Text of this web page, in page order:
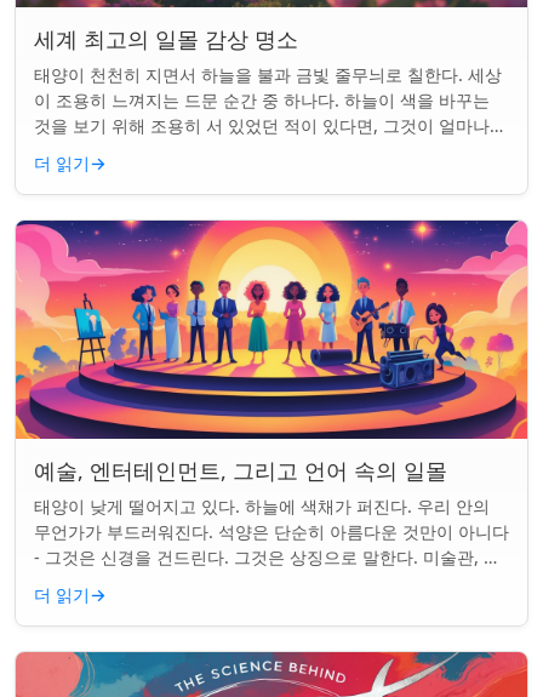
세계 최고의 일몰 감상 명소
태양이 천천히 지면서 하늘을 불과 금빛 줄무늬로 칠한다. 세상
이 조용히 느껴지는 드문 순간 중 하나다. 하늘이 색을 바꾸는
것을 보기 위해 조용히 서 있었던 적이 있다면, 그것이 얼마나
마법 같은 일인지 알 것이다....
더 읽기→
예술, 엔터테인먼트, 그리고 언어 속의 일몰
태양이 낮게 떨어지고 있다. 하늘에 색채가 퍼진다. 우리 안의
무언가가 부드러워진다. 석양은 단순히 아름다운 것만이 아니다
- 그것은 신경을 건드린다. 그것은 상징으로 말한다. 미술관, 화
면, 그리고 우리가 말하는 ...
더 읽기→